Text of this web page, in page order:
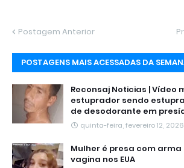
Postagem Anterior
POSTAGENS MAIS ACESSADAS DA
Reconsaj Noticias | Vídeo
estuprador sendo
de desodorante em
quinta-feira, fevereiro 12, 2026
Mulher é presa com
vagina nos EUA